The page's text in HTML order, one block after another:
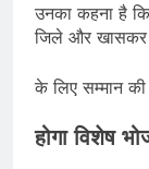
उनका कहना है
जिले और खासकर
के लिए सम्मान की
होगा विशेष